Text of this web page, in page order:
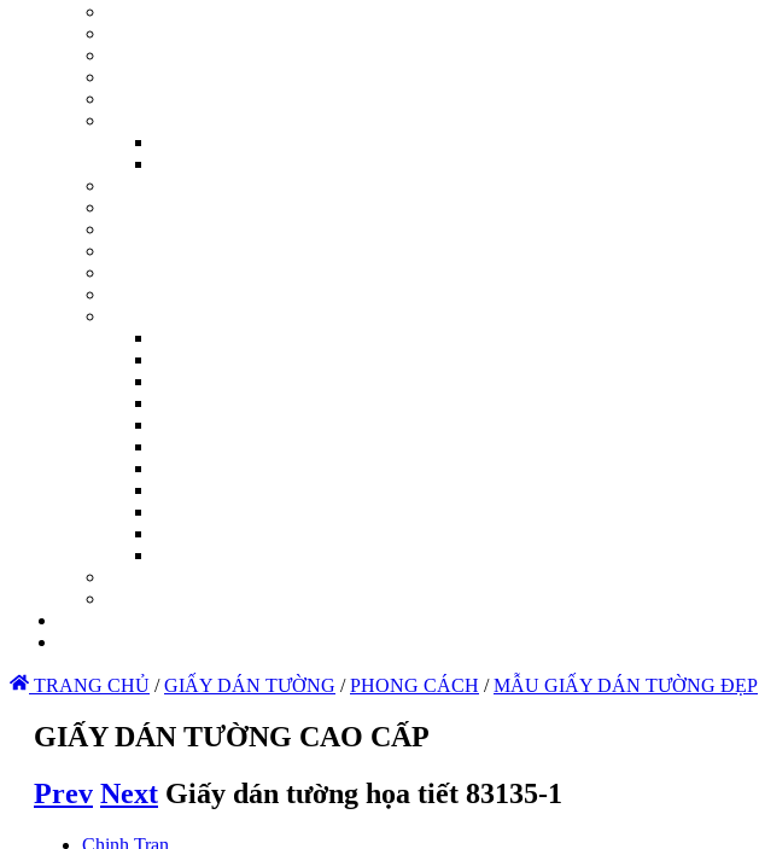
TRANG CHỦ / GIẤY DÁN TƯỜNG / PHONG CÁCH / MẪU GIẤY DÁN TƯỜNG ĐẸP
GIẤY DÁN TƯỜNG CAO CẤP
Prev Next Giấy dán tường họa tiết 83135-1
Chinh Tran